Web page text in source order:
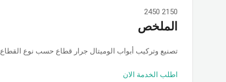
2150
2450
الملخص
تصنيع وتركيب أبواب الوميتال جرار قطاع حسب نوع القطاع ps او جامبو او تانجو وجميع الألوان والمساحات, حسب الطلب بأسعار ممتازة.
اطلب الخدمة الان